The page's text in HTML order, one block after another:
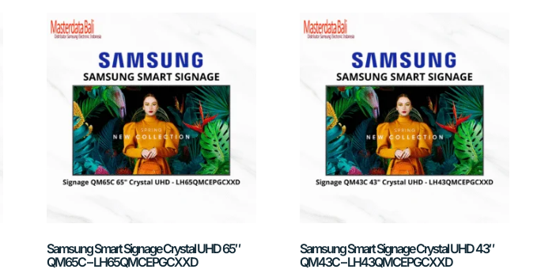
Samsung Smart Signage Crystal UHD 65″
QM65C – LH65QMCEPGCXXD
Samsung Smart Signage Crystal UHD 43″
QM43C – LH43QMCEPGCXXD